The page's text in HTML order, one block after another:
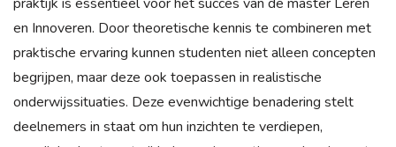
en Innoveren. Door theoretische kennis te combineren met
praktische ervaring kunnen studenten niet alleen concepten
begrijpen, maar deze ook toepassen in realistische
onderwijssituaties. Deze evenwichtige benadering stelt
deelnemers in staat om hun inzichten te verdiepen,